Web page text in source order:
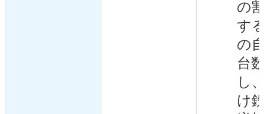
の
す
の
台
し
け